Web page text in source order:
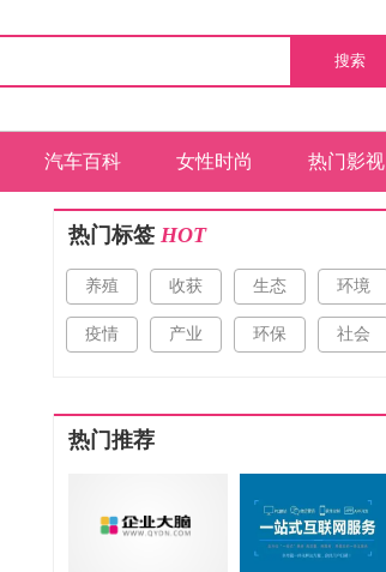
搜索
汽车百科 女性时尚 热门影视
热门标签 HOT
养殖 收获 生态 环境
疫情 产业 环保 社会
热门推荐